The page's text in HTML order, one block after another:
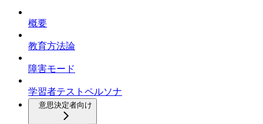
概要
教育方法論
障害モード
学習者テストペルソナ
意思決定者向け